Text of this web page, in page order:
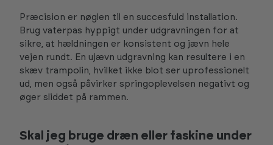
Præcision er nøglen til en succesfuld installation.
Brug vaterpas hyppigt under udgravningen for at
sikre, at hældningen er konsistent og jævn hele
vejen rundt. En ujævn udgravning kan resultere i en
skæv trampolin, hvilket ikke blot ser uprofessionelt
ud, men også påvirker springoplevelsen negativt og
øger sliddet på rammen.
Skal jeg bruge dræn eller faskine under